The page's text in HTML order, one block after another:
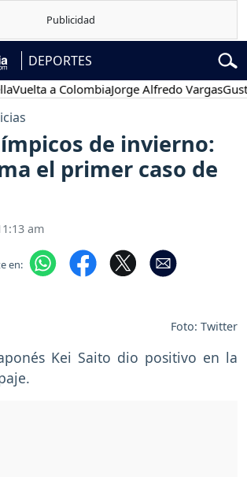
DEPORTES
a ColombiaJorge Alfredo VargasGustavo
de invierno:
el primer caso de
am
en:
Foto: Twitter
Kei Saito dio positivo en la